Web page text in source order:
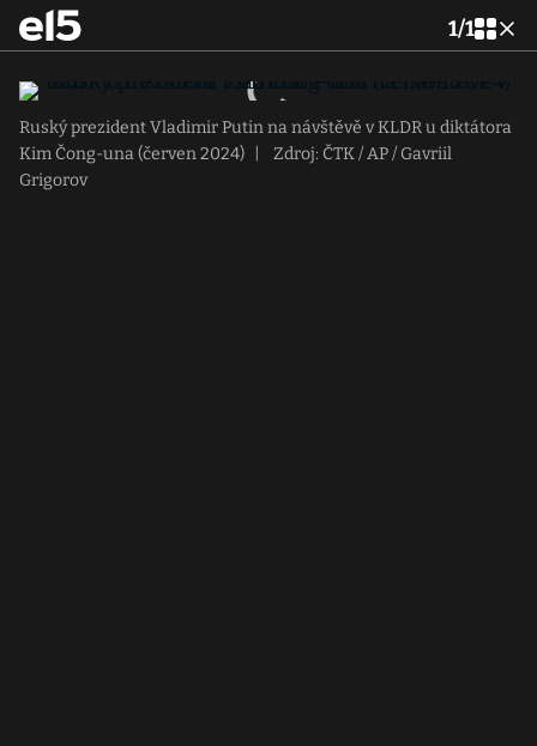
1/1
Ruský prezident Vladimir Putin na návštěvě v KLDR u diktátora
Kim Čong-una (červen 2024)
Zdroj: ČTK / AP / Gavriil
Grigorov